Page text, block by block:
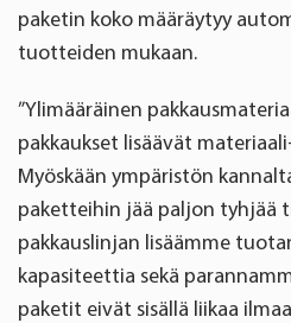
paketin koko määräytyy
tuotteiden mukaan.
”Ylimääräinen
pakkaukset lisäävät
Myöskään ympäristön
paketteihin jää paljon tyhjää
pakkauslinjan lisäämme
kapasiteettia sekä
paketit eivät sisällä liikaa